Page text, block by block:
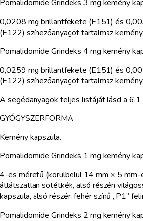
Pomalidomide Grindeks 3 mg kemény
0,0208 mg brillantfekete (E151) és
(E122) színezőanyagot tartalmaz
Pomalidomide Grindeks 4 mg kemény
0,0259 mg brillantfekete (E151) és
(E122) színezőanyagot tartalmaz
A segédanyagok teljes listáját lásd a 6.1
GYÓGYSZERFORMA
Kemény kapszula.
Pomalidomide Grindeks 1 mg kemény
4-es méretű (körülbelül 14 mm × 5 mm-
átlátszatlan sötétkék, alsó részén
kapszula, alsó részén fehér színű „P1”
Pomalidomide Grindeks 2 mg kemény